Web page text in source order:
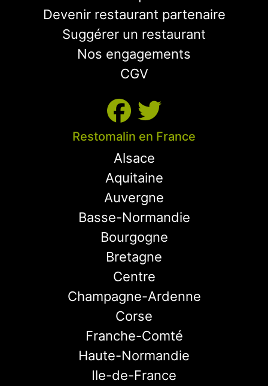
Devenir restaurant partenaire
Suggérer un restaurant
Nos engagements
CGV
Restomalin en France
Alsace
Aquitaine
Auvergne
Basse-Normandie
Bourgogne
Bretagne
Centre
Champagne-Ardenne
Corse
Franche-Comté
Haute-Normandie
Ile-de-France